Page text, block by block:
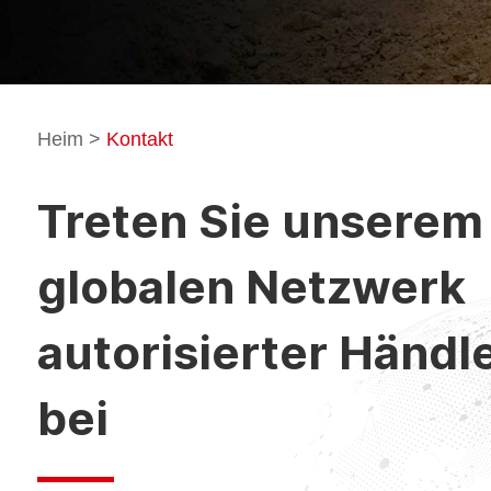
Heim > Kontakt
Treten Sie unserem
globalen Netzwerk
autorisierter
bei